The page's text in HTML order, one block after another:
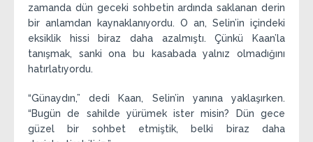
zamanda dün geceki sohbetin ardında saklanan derin
bir anlamdan kaynaklanıyordu. O an, Selin’in içindeki
eksiklik hissi biraz daha azalmıştı. Çünkü Kaan’la
tanışmak, sanki ona bu kasabada yalnız olmadığını
hatırlatıyordu.
“Günaydın,” dedi Kaan, Selin’in yanına yaklaşırken.
“Bugün de sahilde yürümek ister misin? Dün gece
güzel bir sohbet etmiştik, belki biraz daha